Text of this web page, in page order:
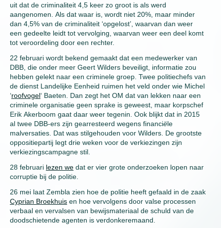
uit dat de criminaliteit 4,5 keer zo groot is als werd
aangenomen. Als dat waar is, wordt niet 20%, maar minder
dan 4,5% van de criminaliteit ‘opgelost’, waarvan dan weer
een gedeelte leidt tot vervolging, waarvan weer een deel komt
tot veroordeling door een rechter.
22 februari wordt bekend gemaakt dat een medewerker van
DBB, die onder meer Geert Wilders beveiligt, informatie zou
hebben gelekt naar een criminele groep. Twee politiechefs van
de dienst Landelijke Eenheid ruimen het veld onder wie Michel
‘roofvogel‘ Baeten. Dan zegt het OM dat van lekken naar een
criminele organisatie geen sprake is geweest, maar korpschef
Erik Akerboom gaat daar weer tegenin. Ook blijkt dat in 2015
al twee DBB-ers zijn gearresteerd wegens financiële
malversaties. Dat was stilgehouden voor Wilders. De grootste
oppositiepartij legt drie weken voor de verkiezingen zijn
verkiezingscampagne stil.
28 februari lezen we dat er vier grote onderzoeken lopen naar
corruptie bij de politie.
26 mei laat Zembla zien hoe de politie heeft gefaald in de zaak
Cyprian Broekhuis en hoe vervolgens door valse processen
verbaal en vervalsen van bewijsmateriaal de schuld van de
doodschietende agenten is verdonkeremaand.